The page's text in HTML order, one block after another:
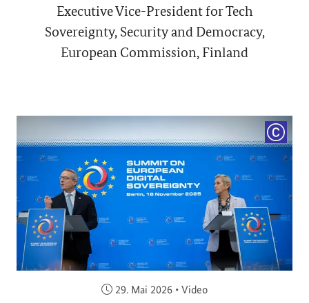
Executive Vice-President for Tech
Sovereignty, Security and Democracy,
European Commission, Finland
Veröffentlicht am:
29. Mai 2026 • Video